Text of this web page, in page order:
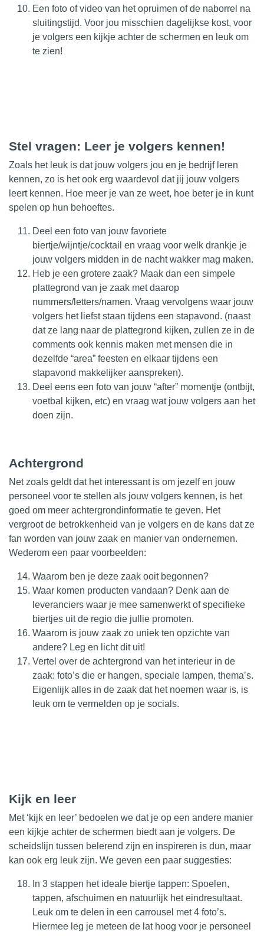
Een foto of video van het opruimen of de naborrel na
sluitingstijd. Voor jou misschien dagelijkse kost, voor
je volgers een kijkje achter de schermen en leuk om
te zien!
Stel vragen: Leer je volgers kennen!
Zoals het leuk is dat jouw volgers jou en je bedrijf leren
kennen, zo is het ook erg waardevol dat jij jouw volgers
leert kennen. Hoe meer je van ze weet, hoe beter je in kunt
spelen op hun behoeftes.
Deel een foto van jouw favoriete
biertje/wijntje/cocktail en vraag voor welk drankje je
jouw volgers midden in de nacht wakker mag maken.
Heb je een grotere zaak? Maak dan een simpele
plattegrond van je zaak met daarop
nummers/letters/namen. Vraag vervolgens waar jouw
volgers het liefst staan tijdens een stapavond. (naast
dat ze lang naar de plattegrond kijken, zullen ze in de
comments ook kennis maken met mensen die in
dezelfde “area” feesten en elkaar tijdens een
stapavond makkelijker aanspreken).
Deel eens een foto van jouw “after” momentje (ontbijt,
voetbal kijken, etc) en vraag wat jouw volgers aan het
doen zijn.
Achtergrond
Net zoals geldt dat het interessant is om jezelf en jouw
personeel voor te stellen als jouw volgers kennen, is het
goed om meer achtergrondinformatie te geven. Het
vergroot de betrokkenheid van je volgers en de kans dat ze
fan worden van jouw zaak en manier van ondernemen.
Wederom een paar voorbeelden:
Waarom ben je deze zaak ooit begonnen?
Waar komen producten vandaan? Denk aan de
leveranciers waar je mee samenwerkt of specifieke
biertjes uit de regio die jullie promoten.
Waarom is jouw zaak zo uniek ten opzichte van
andere? Leg en licht dit uit!
Vertel over de achtergrond van het interieur in de
zaak: foto’s die er hangen, speciale lampen, thema’s.
Eigenlijk alles in de zaak dat het noemen waar is, is
leuk om te vermelden op je socials.
Kijk en leer
Met ‘kijk en leer’ bedoelen we dat je op een andere manier
een kijkje achter de schermen biedt aan je volgers. De
scheidslijn tussen belerend zijn en inspireren is dun, maar
kan ook erg leuk zijn. We geven een paar suggesties:
In 3 stappen het ideale biertje tappen: Spoelen,
tappen, afschuimen en natuurlijk het eindresultaat.
Leuk om te delen in een carrousel met 4 foto’s.
Hiermee leg je meteen de lat hoog voor je personeel